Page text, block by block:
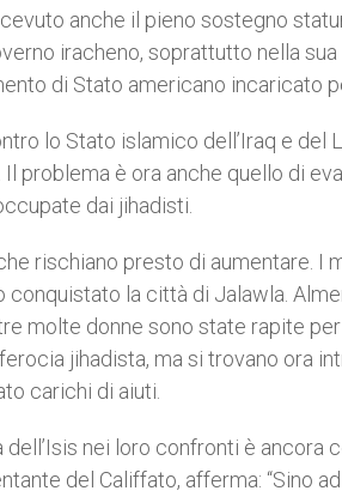
anche il pieno sostegno
iracheno, soprattutto nella
di Stato americano incaricato
lo Stato islamico dell’Iraq e
Il problema è ora anche quello di
dai jihadisti.
rischiano presto di aumentare. I
conquistato la città di Jalawla.
molte donne sono state rapite
jihadista, ma si trovano ora
carichi di aiuti.
dell’Isis nei loro confronti è ancora
del Califfato, afferma: “Sino